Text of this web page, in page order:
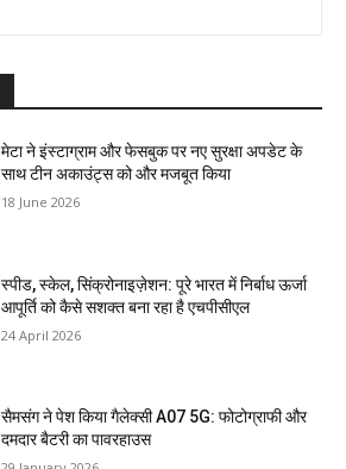
मेटा ने इंस्टाग्राम और फेसबुक पर नए सुरक्षा अपडेट के
साथ टीन अकाउंट्स को और मजबूत किया
18 June 2026
स्पीड, स्केल, सिंक्रोनाइज़ेशन: पूरे भारत में निर्बाध ऊर्जा
आपूर्ति को कैसे सशक्त बना रहा है एचपीसीएल
24 April 2026
सैमसंग ने पेश किया गैलेक्सी A07 5G: फोटोग्राफी और
दमदार बैटरी का पावरहाउस